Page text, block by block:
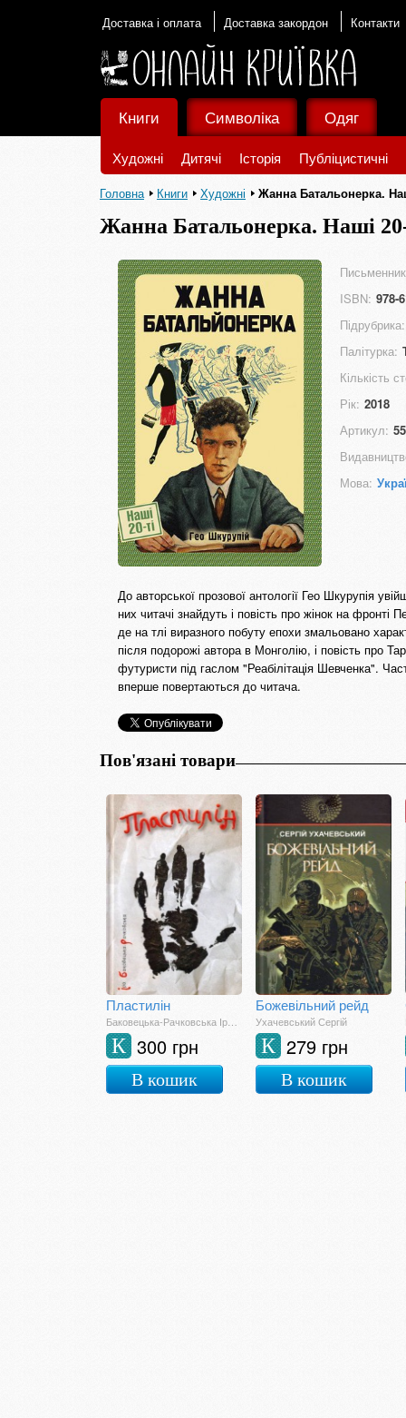
Доставка і оплата Доставка закордон Контакти
Книги
Художні Дитячі Історія Публіцистичні
Символіка Одяг
Головна Книги Художні Жанна Батальонерка.
Жанна Батальонерка. Наші
ISBN: 978-
Підрубрика:
Палітурка:
Кількість
Рік: 2018
Артикул:
Мова:
До авторської прозової антології Гео Шкурупія
них читачі знайдуть і повість про жінок на фронті
де на тлі виразного побуту епохи змальовано
після подорожі автора в Монголію, і повість про
футуристи під гаслом "Реабілітація Шевченка".
вперше повертаються до читача.
Пов'язані товари
Пластилін
300 грн
К
В кошик
Божевільний рейд
Ухачевський Сергій
279 грн
К
В кошик